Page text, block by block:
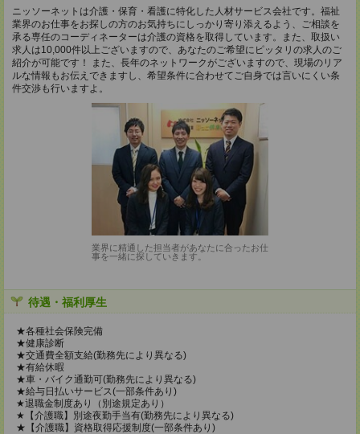
ニッソーネットは介護・保育・看護に特化した人材サービス会社です。福祉
業界のお仕事をお探しの方のお気持ちにしっかり寄り添えるよう、ご相談を
承る専任のコーディネーターは介護の資格を取得しています。また、取扱い
求人は10,000件以上ございますので、あなたのご希望にピッタリの求人のご
紹介が可能です！ また、長年のネットワークがございますので、現場のリア
ルな情報もお伝えできますし、希望条件に合わせてご自身では言いにくい条
件交渉も行いますよ。
業界に精通した担当者があなたに合ったお仕
事を一緒に探していきます。
待遇・福利厚生
★各種社会保険完備
★健康診断
★交通費全額支給(勤務先により異なる)
★有給休暇
★車・バイク通勤可(勤務先により異なる)
★給与日払いサービス(一部条件あり)
★退職金制度あり（別途規定あり）
★【介護職】別途夜勤手当有(勤務先により異なる)
★【介護職】資格取得応援制度(一部条件あり)